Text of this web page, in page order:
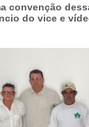
convenção
do vice e